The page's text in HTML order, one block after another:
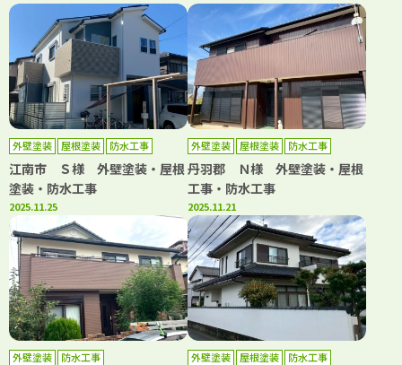
外壁塗装 屋根塗装 防水工事
江南市 Ｓ様 外壁塗装・屋根
塗装・防水工事
2025.11.25
外壁塗装 屋根塗装 防水工事
丹羽郡 Ｎ様 外壁塗装・屋根
工事・防水工事
2025.11.21
外壁塗装 防水工事 外壁塗装 屋根塗装 防水工事